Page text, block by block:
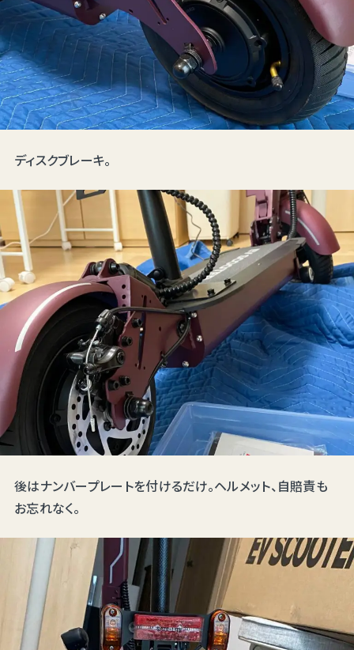
ディスクブレーキ。
後はナンバープレートを付けるだけ。ヘルメット、自賠責も
お忘れなく。